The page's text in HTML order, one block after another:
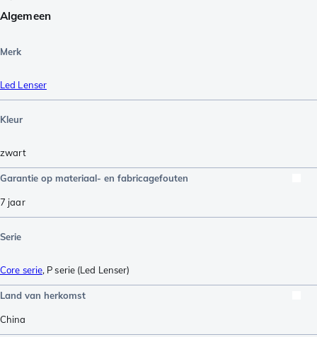
Algemeen
Merk
Led Lenser
Kleur
zwart
Garantie op materiaal- en fabricagefouten
7 jaar
Serie
Core serie, P serie (Led Lenser)
Land van herkomst
China